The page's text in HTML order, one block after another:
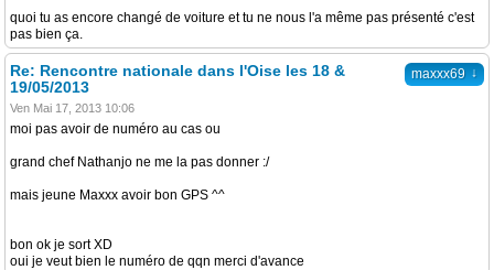
quoi tu as encore changé de voiture et tu ne nous l'a même pas présenté c'est
pas bien ça.
maxxx69 ↓
Re: Rencontre nationale dans l'Oise les 18 &
19/05/2013
Ven Mai 17, 2013 10:06
moi pas avoir de numéro au cas ou
grand chef Nathanjo ne me la pas donner :/
mais jeune Maxxx avoir bon GPS ^^
bon ok je sort XD
oui je veut bien le numéro de qqn merci d'avance